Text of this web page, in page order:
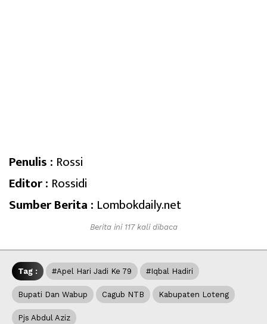
Penulis : Rossi
Editor : Rossidi
Sumber Berita : Lombokdaily.net
Berita ini 117 kali dibaca
Tag : #Apel Hari Jadi Ke 79 #Iqbal Hadiri
Bupati Dan Wabup Cagub NTB Kabupaten Loteng
Pjs Abdul Aziz